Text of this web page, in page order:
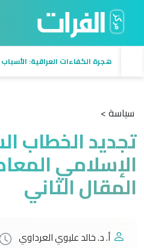
هجرة الكفاءات العراقية: الأسباب
سياسة >
تجديد الخطاب
الإسلامي
المقال الثاني
أ. د. خالد عليوي العرداوي